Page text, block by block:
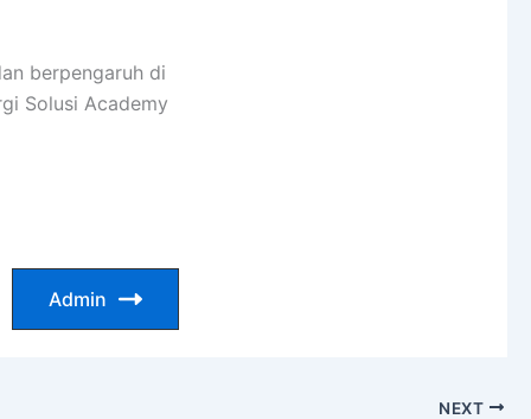
berpengaruh di
Solusi Academy
Admin
NEXT